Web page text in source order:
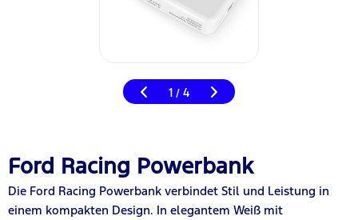
1 / 4
Ford Racing Powerbank
Die Ford Racing Powerbank verbindet Stil und Leistung in
einem kompakten Design. In elegantem Weiß mit